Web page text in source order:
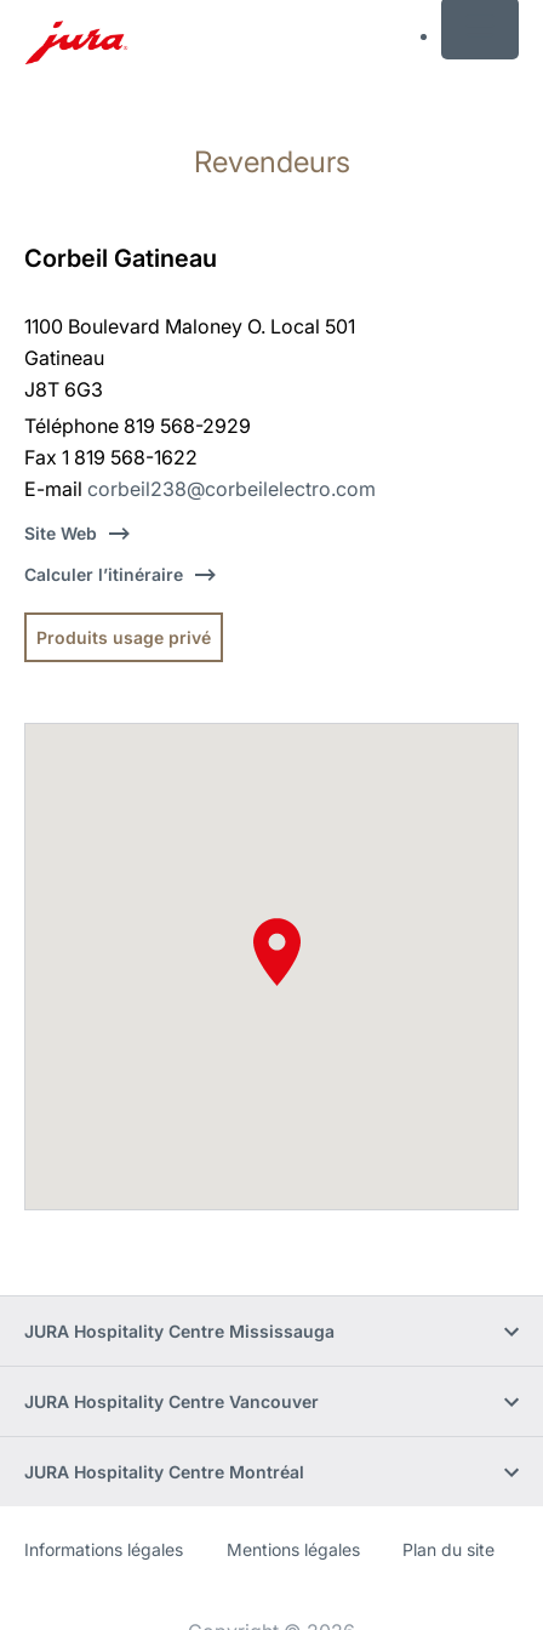
recherche
Revendeurs
Corbeil Gatineau
1100 Boulevard Maloney O. Local 501
Gatineau
J8T 6G3
Téléphone 819 568-2929
Fax 1 819 568-1622
E-mail corbeil238@corbeilelectro.com
Site Web
Calculer l’itinéraire
Produits usage privé
JURA Hospitality Centre Mississauga
JURA Hospitality Centre Vancouver
JURA Hospitality Centre Montréal
Site
[Website
Informations légales Mentions légales Plan du site